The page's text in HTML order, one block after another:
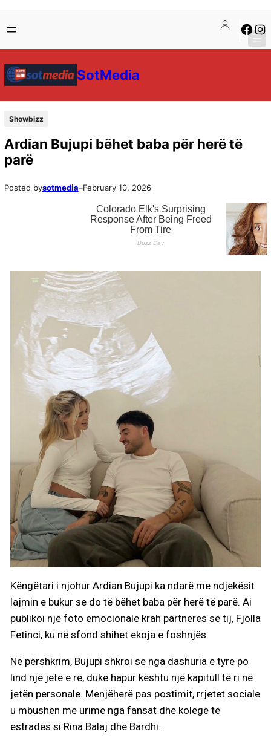
SotMedia
Showbizz
Ardian Bujupi bëhet baba për herë të
parë
Posted bysotmedia–February 10, 2026
Këngëtari i njohur Ardian Bujupi ka ndarë me ndjekësit
lajmin e bukur se do të bëhet baba për herë të parë. Ai
publikoi një foto emocionale krah partneres së tij, Fjolla
Fetinci, ku në sfond shihet ekoja e foshnjës.
Në përshkrim, Bujupi shkroi se nga dashuria e tyre po
lind një jetë e re, duke hapur kështu një kapitull të ri në
jetën personale. Menjëherë pas postimit, rrjetet sociale
u mbushën me urime nga fansat dhe kolegë të
estradës si Rina Balaj dhe Bardhi.